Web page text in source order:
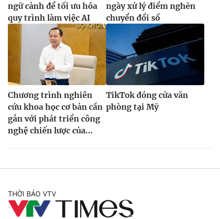
ngữ cảnh để tối ưu hóa
quy trình làm việc AI
ngày xử lý điểm nghẽn
chuyển đổi số
Chương trình nghiên
cứu khoa học cơ bản cần
gắn với phát triển công
nghệ chiến lược của...
TikTok đóng cửa văn
phòng tại Mỹ
THỜI BÁO VTV